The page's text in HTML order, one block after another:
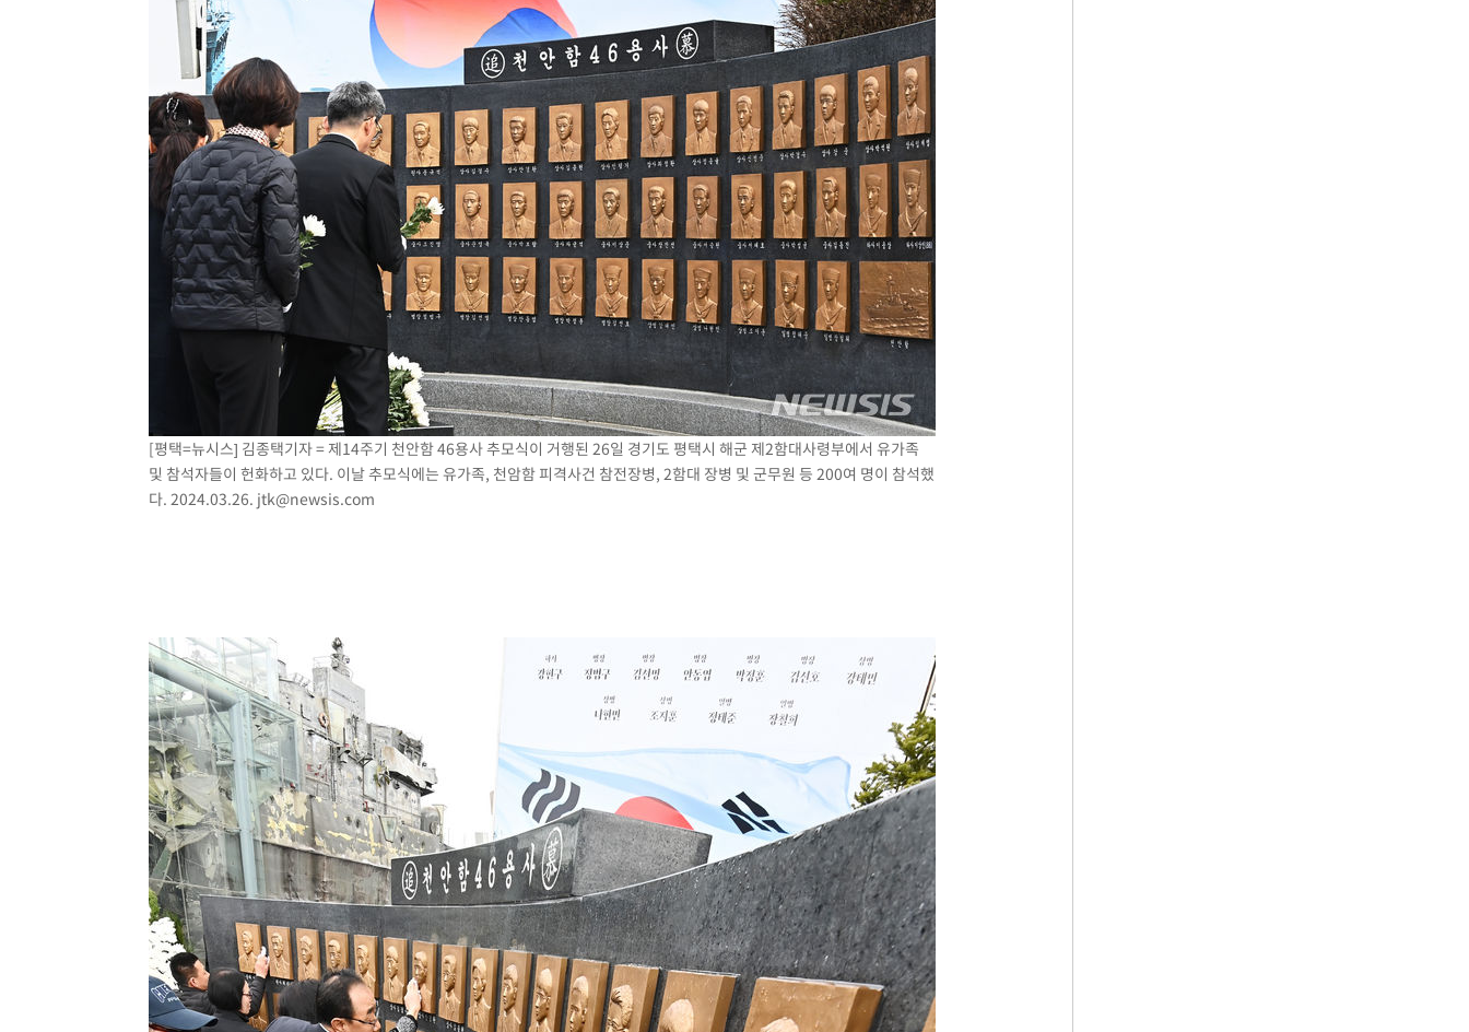
[평택=뉴시스] 김종택기자 = 제14주기 천안함 46용사 추모식이 거행된 26일 경기도 평택시 해군 제2함대사령부에서 유가족
및 참석자들이 헌화하고 있다. 이날 추모식에는 유가족, 천암함 피격사건 참전장병, 2함대 장병 및 군무원 등 200여 명이 참석했
다. 2024.03.26. jtk@newsis.com